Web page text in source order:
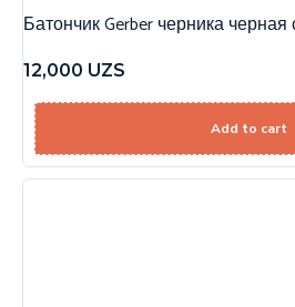
Батончик Gerber черника
12,000 UZS
Add to cart